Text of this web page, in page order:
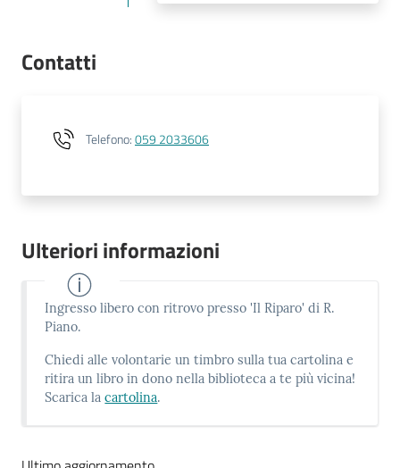
Contatti
Telefono:059 2033606
Ulteriori informazioni
Ingresso libero con ritrovo presso 'Il Riparo' di R.
Piano.
Chiedi alle volontarie un timbro sulla tua cartolina e
ritira un libro in dono nella biblioteca a te più vicina!
Scarica lacartolina.